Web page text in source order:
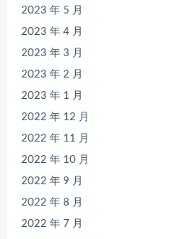
2023 年 5 月
2023 年 4 月
2023 年 3 月
2023 年 2 月
2023 年 1 月
2022 年 12 月
2022 年 11 月
2022 年 10 月
2022 年 9 月
2022 年 8 月
2022 年 7 月